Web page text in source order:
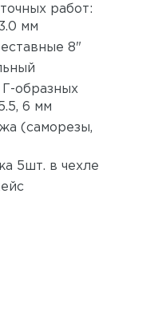
работ:
мм
8"
образных
6 мм
(саморезы,
5шт. в чехле